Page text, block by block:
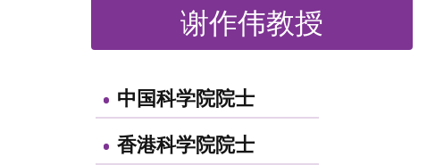
谢作伟教授
中国科学院院士
香港科学院院士